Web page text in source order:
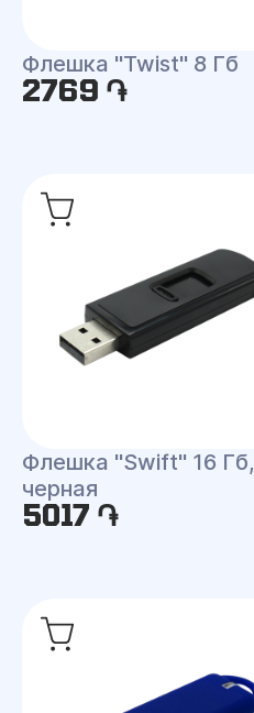
Флешка "Twist" 8 Гб
2769 ֏
Флешка "Swift" 16 Гб,
черная
5017 ֏